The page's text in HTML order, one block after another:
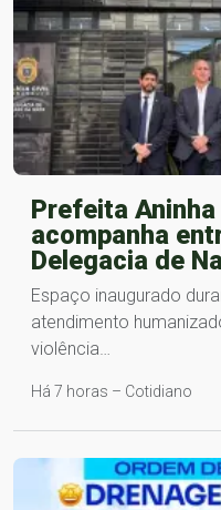
Prefeita
acompanha
Delegacia de
Espaço inaugurado
atendimento
violência…
Há 7 horas – Cotidiano